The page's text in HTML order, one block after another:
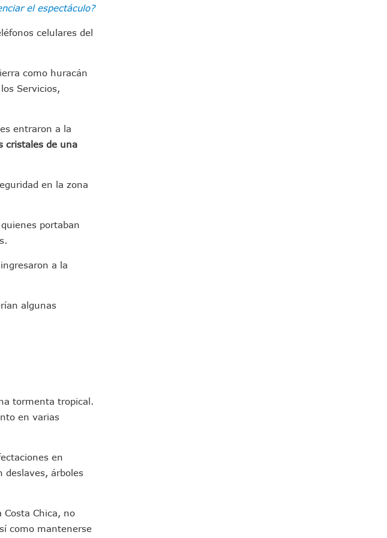
De Guadalajara
El Río
Puerto Vallarta
Coparmex
Corporation
Vallarta
Construcción
Village
Preescolar
Vallarta
Estero El Salado
“poncha Llantas”
Y Movilidad
el espectáculo?
celulares del
como huracán
Servicios,
entraron a la
cristales de una
en la zona
portaban
a la
algunas
tormenta tropical.
en varias
en
deslaves, árboles
Chica, no
como mantenerse